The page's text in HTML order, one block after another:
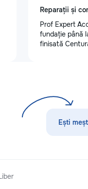
Reparații și
Prof Expert
fundație până
finisată
Ești